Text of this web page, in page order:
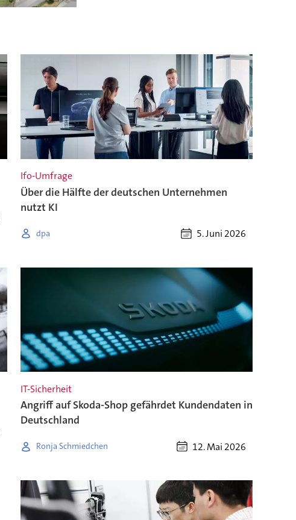
Ifo-Umfrage
Über die Hälfte der deutschen Unternehmen
nutzt KI
dpa 5. Juni 2026
IT-Sicherheit
Angriff auf Skoda-Shop gefährdet Kundendaten in
Deutschland
Ronja Schmiedchen 12. Mai 2026